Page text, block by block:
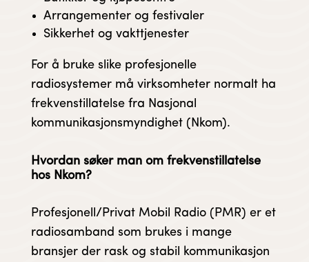
Arrangementer og festivaler
Sikkerhet og vakttjenester
For å bruke slike profesjonelle
radiosystemer må virksomheter normalt ha
frekvenstillatelse fra Nasjonal
kommunikasjonsmyndighet (Nkom).
​Hvordan søker man om frekvenstillatelse
hos Nkom?
Profesjonell/Privat Mobil Radio (PMR) er et
radiosamband som brukes i mange
bransjer der rask og stabil kommunikasjon